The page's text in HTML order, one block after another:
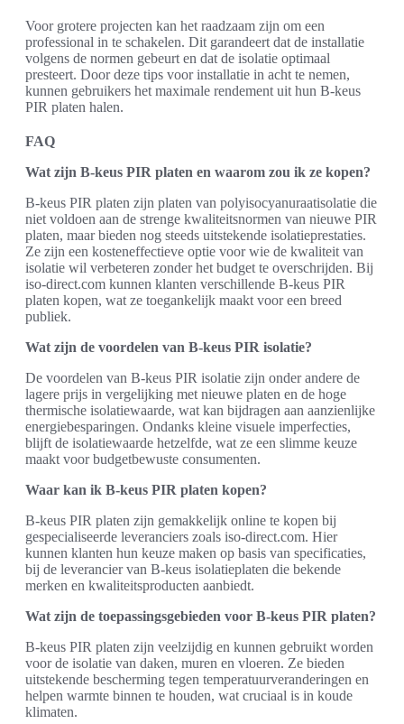
Voor grotere projecten kan het raadzaam zijn om een
professional in te schakelen. Dit garandeert dat de installatie
volgens de normen gebeurt en dat de isolatie optimaal
presteert. Door deze tips voor installatie in acht te nemen,
kunnen gebruikers het maximale rendement uit hun B-keus
PIR platen halen.
FAQ
Wat zijn B-keus PIR platen en waarom zou ik ze kopen?
B-keus PIR platen zijn platen van polyisocyanuraatisolatie die
niet voldoen aan de strenge kwaliteitsnormen van nieuwe PIR
platen, maar bieden nog steeds uitstekende isolatieprestaties.
Ze zijn een kosteneffectieve optie voor wie de kwaliteit van
isolatie wil verbeteren zonder het budget te overschrijden. Bij
iso-direct.com kunnen klanten verschillende B-keus PIR
platen kopen, wat ze toegankelijk maakt voor een breed
publiek.
Wat zijn de voordelen van B-keus PIR isolatie?
De voordelen van B-keus PIR isolatie zijn onder andere de
lagere prijs in vergelijking met nieuwe platen en de hoge
thermische isolatiewaarde, wat kan bijdragen aan aanzienlijke
energiebesparingen. Ondanks kleine visuele imperfecties,
blijft de isolatiewaarde hetzelfde, wat ze een slimme keuze
maakt voor budgetbewuste consumenten.
Waar kan ik B-keus PIR platen kopen?
B-keus PIR platen zijn gemakkelijk online te kopen bij
gespecialiseerde leveranciers zoals iso-direct.com. Hier
kunnen klanten hun keuze maken op basis van specificaties,
bij de leverancier van B-keus isolatieplaten die bekende
merken en kwaliteitsproducten aanbiedt.
Wat zijn de toepassingsgebieden voor B-keus PIR platen?
B-keus PIR platen zijn veelzijdig en kunnen gebruikt worden
voor de isolatie van daken, muren en vloeren. Ze bieden
uitstekende bescherming tegen temperatuurveranderingen en
helpen warmte binnen te houden, wat cruciaal is in koude
klimaten.